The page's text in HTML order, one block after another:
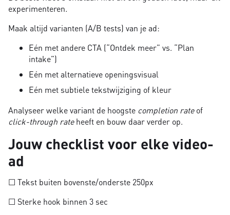
experimenteren.
Maak altijd varianten (A/B tests) van je ad:
Eén met andere CTA (“Ontdek meer” vs. “Plan
intake”)
Eén met alternatieve openingsvisual
Eén met subtiele tekstwijziging of kleur
Analyseer welke variant de hoogste completion rateof
click-through rateheeft en bouw daar verder op.
Jouw checklist voor elke video-
ad
☐ Tekst buiten bovenste/onderste 250px
☐ Sterke hook binnen 3 sec